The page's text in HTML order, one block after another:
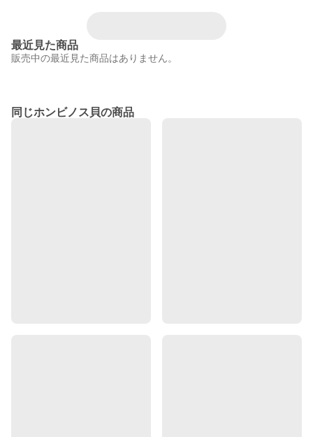
最近見た商品
販売中の最近見た商品はありません。
同じホンビノス貝の商品